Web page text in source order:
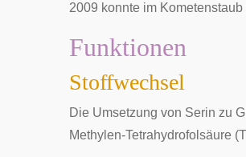
2009 konnte im Kometenstaub
Funktionen
Stoffwechsel
Die Umsetzung von Serin zu
Methylen-Tetrahydrofolsäure